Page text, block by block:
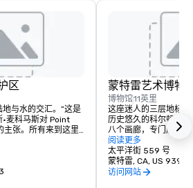
区
与水的交汇。”这是
麦科马斯对 Point
主张。所有来到这里
荫的岬角的美丽是
蒙特雷艺术博物
博物馆11英里
这座迷人的三层地标
历史悠久的科尔顿音
八个画廊，专门展出
摄影和当代艺术。每
参考图书馆都为阅读
的空间。礼品店里有
珠宝和一系列关于你
阅读更多
太平洋街 559 号
蒙特雷, CA, US 93940
访问网站